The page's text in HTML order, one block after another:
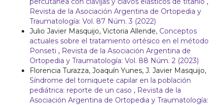
Revista de la Asociación Argentina de Ortopedia y
Traumatología: Vol. 87 Núm. 3 (2022)
Julio Javier Masquijo, Victoria Allende, Conceptos
actuales sobre el tratamiento ortésico en el método
Ponseti , Revista de la Asociación Argentina de
Ortopedia y Traumatología: Vol. 88 Núm. 2 (2023)
Florencia Turazza, Joaquín Yunes, J. Javier Masquijo,
Síndrome del torniquete capilar en la población
pediátrica: reporte de un caso , Revista de la
Asociación Argentina de Ortopedia y Traumatología: